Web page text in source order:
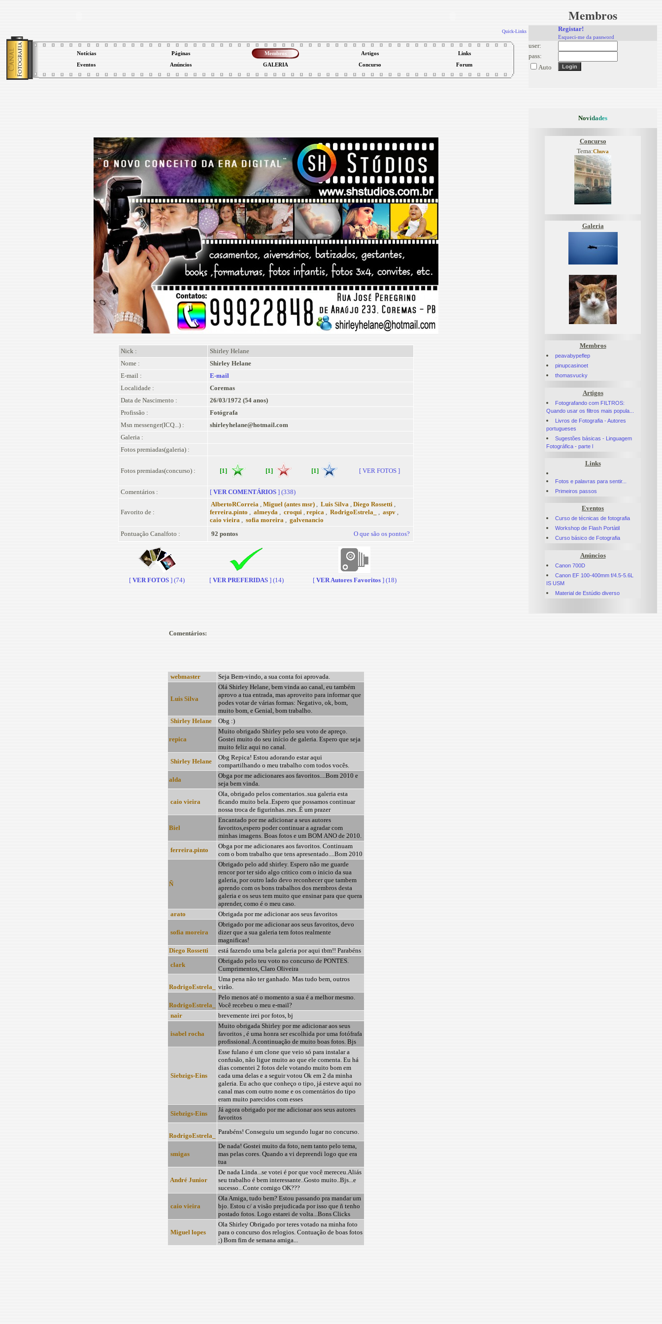
Quick-Links
Notícias Páginas Membros Artigos Links
Eventos Anúncios GALERIA Concurso Forum
Nick :
Shirley Helane
Nome :
Shirley Helane
E-mail :
E-mail
Localidade :
Coremas
Data de Nascimento :
26/03/1972 (54 anos)
Profissão :
Fotógrafa
Msn messenger(ICQ...) :
shirleyhelane@hotmail.com
Galeria :
Fotos premiadas(galeria) :
Fotos premiadas(concurso) : [1] [1] [1] [ VER FOTOS ]
Comentários : [VER COMENTÁRIOS ] (338)
Favorito de :
AlbertoRCorreia , Miguel (antes msr) , Luis Silva , Diego Rossetti ,
ferreira.pinto , almeyda , croqui , repica , RodrigoEstrela_ , aspv ,
caio vieira , sofia moreira , galvenancio
Pontuação Canalfoto :
92 pontos O que são os pontos?
[ VER FOTOS ] (74) [VER PREFERIDAS ] (14) [ VER Autores Favoritos ] (18)
Comentários:
webmaster Seja Bem-vindo, a sua conta foi aprovada.
Luis Silva
Olá Shirley Helane, bem vinda ao canal, eu também
aprovo a tua entrada, mas aproveito para informar que
podes votar de várias formas: Negativo, ok, bom,
muito bom, e Genial, bom trabalho.
Shirley Helane
Obg :)
repica
Muito obrigado Shirley pelo seu voto de apreço.
Gostei muito do seu início de galeria. Espero que seja
muito feliz aqui no canal.
Shirley Helane
Obg Repica! Estou adorando estar aqui
compartilhando o meu trabalho com todos vocês.
alda
Obga por me adicionares aos favoritos....Bom 2010 e
seja bem vinda.
caio vieira
Ola, obrigado pelos comentarios..sua galeria esta
ficando muito bela..Espero que possamos continuar
nossa troca de figurinhas..rsrs..É um prazer
Biel
Encantado por me adicionar a seus autores
favoritos,espero poder continuar a agradar com
minhas imagens. Boas fotos e um BOM ANO de 2010.
ferreira.pinto
Obga por me adicionares aos favoritos. Continuam
com o bom trabalho que tens apresentado....Bom 2010
Ñ
Obrigado pelo add shirley. Espero não me guarde
rencor por ter sido algo critico com o inicio da sua
galeria, por outro lado devo reconhecer que tambem
aprendo com os bons trabalhos dos membros desta
galeria e os seus tem muito que ensinar para que quera
aprender, como é o meu caso.
arato
Obrigada por me adicionar aos seus favoritos
sofia moreira
Obrigado por me adicionar aos seus favoritos, devo
dizer que a sua galeria tem fotos realmente
magnificas!
Diego Rossetti
está fazendo uma bela galeria por aqui tbm!! Parabéns
clark
Obrigado pelo teu voto no concurso de PONTES.
Cumprimentos, Claro Oliveira
RodrigoEstrela_
Uma pena não ter ganhado. Mas tudo bem, outros
virão.
RodrigoEstrela_
Pelo menos até o momento a sua é a melhor mesmo.
Você recebeu o meu e-mail?
nair
brevemente irei por fotos, bj
isabel rocha
Muito obrigada Shirley por me adicionar aos seus
favoritos , é uma honra ser escolhida por uma fotófrafa
profissional. A continuação de muito boas fotos. Bjs
Siebzigs-Eins
Esse fulano é um clone que veio só para instalar a
confusão, não ligue muito ao que ele comenta. Eu há
dias comentei 2 fotos dele votando muito bom em
cada uma delas e a seguir votou Ok em 2 da minha
galeria. Eu acho que conheço o tipo, já esteve aqui no
canal mas com outro nome e os comentários do tipo
eram muito parecidos com esses
Siebzigs-Eins
Já agora obrigado por me adicionar aos seus autores
favoritos
RodrigoEstrela_
Parabéns! Conseguiu um segundo lugar no concurso.
smigas
De nada! Gostei muito da foto, nem tanto pelo tema,
mas pelas cores. Quando a vi depreendi logo que era
tua
André Junior
De nada Linda...se votei é por que você mereceu.Aliás
seu trabalho é bem interessante..Gosto muito..Bjs...e
sucesso...Conte comigo OK???
caio vieira
Ola Amiga, tudo bem? Estou passando pra mandar um
bjo. Estou c/ a visão prejudicada por isso que ñ tenho
postado fotos. Logo estarei de volta...Bons Clicks
Miguel lopes
Ola Shirley Obrigado por teres votado na minha foto
para o concurso dos relogios. Contuação de boas fotos
;) Bom fim de semana amiga...
Membros
Registar!
Esqueci-me da password
user:
pass:
Auto
Novidades
Concurso
Tema:Chuva
Galeria
Membros
peavabypeflep
pinupcasinoet
thomasvucky
Artigos
Fotografando com FILTROS:
Quando usar os filtros mais popula...
Livros de Fotografia - Autores
portugueses
Sugestões básicas - Linguagem
Fotográfica - parte l
Links
Fotos e palavras para sentir...
Primeiros passos
Eventos
Curso de técnicas de fotografia
Workshop de Flash Portàtil
Curso básico de Fotografia
Anúncios
Canon 700D
Canon EF 100-400mm f/4.5-5.6L
IS USM
Material de Estúdio diverso